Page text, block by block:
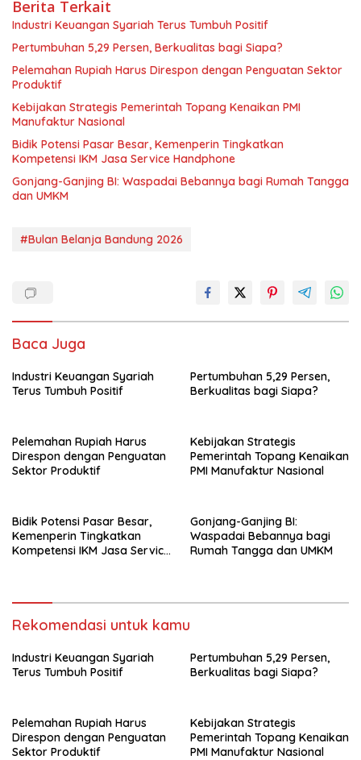
Berita Terkait
Industri Keuangan Syariah Terus Tumbuh Positif
Pertumbuhan 5,29 Persen, Berkualitas bagi Siapa?
Pelemahan Rupiah Harus Direspon dengan Penguatan Sektor
Produktif
Kebijakan Strategis Pemerintah Topang Kenaikan PMI
Manufaktur Nasional
Bidik Potensi Pasar Besar, Kemenperin Tingkatkan
Kompetensi IKM Jasa Service Handphone
Gonjang-Ganjing BI: Waspadai Bebannya bagi Rumah Tangga
dan UMKM
#Bulan Belanja Bandung 2026
Baca Juga
Industri Keuangan Syariah
Terus Tumbuh Positif
Pertumbuhan 5,29 Persen,
Berkualitas bagi Siapa?
Pelemahan Rupiah Harus
Direspon dengan Penguatan
Sektor Produktif
Kebijakan Strategis
Pemerintah Topang Kenaikan
PMI Manufaktur Nasional
Bidik Potensi Pasar Besar,
Kemenperin Tingkatkan
Kompetensi IKM Jasa Service
Gonjang-Ganjing BI:
Waspadai Bebannya bagi
Rumah Tangga dan UMKM
Rekomendasi untuk kamu
Industri Keuangan Syariah
Terus Tumbuh Positif
Pertumbuhan 5,29 Persen,
Berkualitas bagi Siapa?
Pelemahan Rupiah Harus
Direspon dengan Penguatan
Sektor Produktif
Kebijakan Strategis
Pemerintah Topang Kenaikan
PMI Manufaktur Nasional